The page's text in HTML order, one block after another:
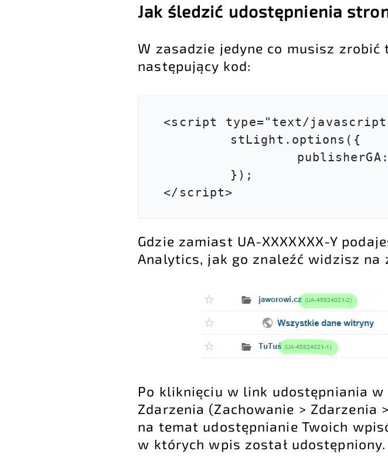
Jak śledzić udostępnienia
W zasadzie jedyne co musisz
następujący kod:
<script type="text/
</script>
Gdzie zamiast UA-XXXXXXX-Y
Analytics, jak go znaleźć widzisz na
Po kliknięciu w link udostępniania w
Zdarzenia (Zachowanie > Zdarzenia
na temat udostępnianie Twoich
w których wpis został udostępniony.